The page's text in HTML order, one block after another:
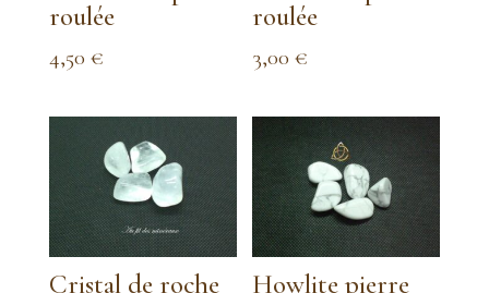
roulée
4,50 €
roulée
3,00€
Cristal de roche
Howlite pierre